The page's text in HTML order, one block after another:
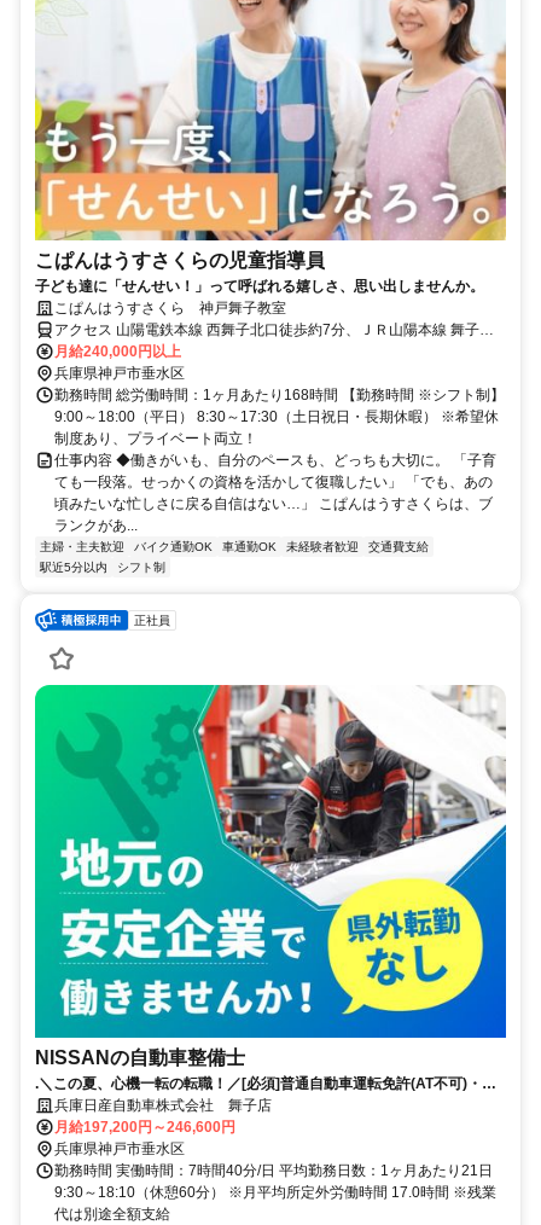
こぱんはうすさくらの児童指導員
子ども達に「せんせい！」って呼ばれる嬉しさ、思い出しませんか。
こぱんはうすさくら 神戸舞子教室
アクセス 山陽電鉄本線 西舞子北口徒歩約7分、ＪＲ山陽本線 舞子南
口徒歩約14分、山陽電鉄本線 舞子公園北出口徒歩約14分
月給240,000円以上
兵庫県神戸市垂水区
勤務時間 総労働時間：1ヶ月あたり168時間 【勤務時間 ※シフト制】
9:00～18:00（平日） 8:30～17:30（土日祝日・長期休暇） ※希望休
制度あり、プライベート両立！
仕事内容 ◆働きがいも、自分のペースも、どっちも大切に。 「子育
ても一段落。せっかくの資格を活かして復職したい」 「でも、あの
頃みたいな忙しさに戻る自信はない…」 こぱんはうすさくらは、ブ
ランクがあ...
主婦・主夫歓迎 バイク通勤OK 車通勤OK 未経験者歓迎
交通費支給
駅近5分以内
シフト制
正社員
NISSANの自動車整備士
.＼この夏、心機一転の転職！／[必須]普通自動車運転免許(AT不可)・自
動車整備士国家2級以上｜賞与4.8か月分（昨年実績）｜年間休日123日
兵庫日産自動車株式会社 舞子店
月給197,200円～246,600円
兵庫県神戸市垂水区
勤務時間 実働時間：7時間40分/日 平均勤務日数：1ヶ月あたり21日
9:30～18:10（休憩60分） ※月平均所定外労働時間 17.0時間 ※残業
代は別途全額支給